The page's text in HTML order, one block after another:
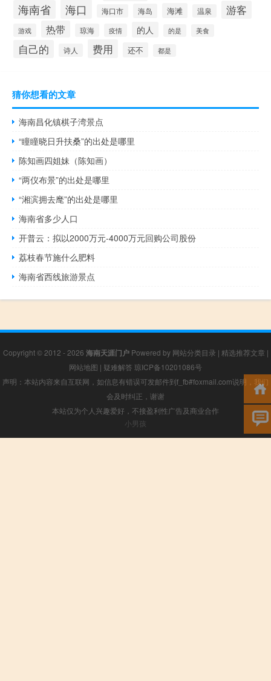
海南省 海口 海口市 海岛 海滩 温泉 游客
游戏 热带 琼海 疫情 的人 的是 美食
自己的 诗人 费用 还不 都是
猜你想看的文章
海南昌化镇棋子湾景点
“瞳瞳晓日升扶桑”的出处是哪里
陈知画四姐妹（陈知画）
“两仪布景”的出处是哪里
“湘滨拥去麾”的出处是哪里
海南省多少人口
开普云：拟以2000万元-4000万元回购公司股份
荔枝春节施什么肥料
海南省西线旅游景点
Copyright © 2012 - 2026 海南天涯门户Powered by 网站分类目录 | 精选推荐文章 |
网站地图 | 疑难解答 琼ICP备10201086号
声明：本站内容来自互联网，如信息有错误可发邮件到f_fb#foxmail.com说明，我们
会及时纠正，谢谢
本站仅为个人兴趣爱好，不接盈利性广告及商业合作
小男孩